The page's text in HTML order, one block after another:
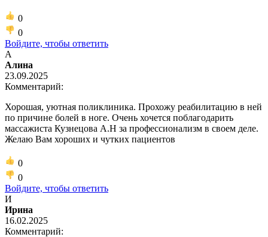
0
0
Войдите, чтобы ответить
А
Алина
23.09.2025
Комментарий:
Хорошая, уютная поликлиника. Прохожу реабилитацию в ней
по причине болей в ноге. Очень хочется поблагодарить
массажиста Кузнецова А.Н за профессионализм в своем деле.
Желаю Вам хороших и чутких пациентов
0
0
Войдите, чтобы ответить
И
Ирина
16.02.2025
Комментарий: